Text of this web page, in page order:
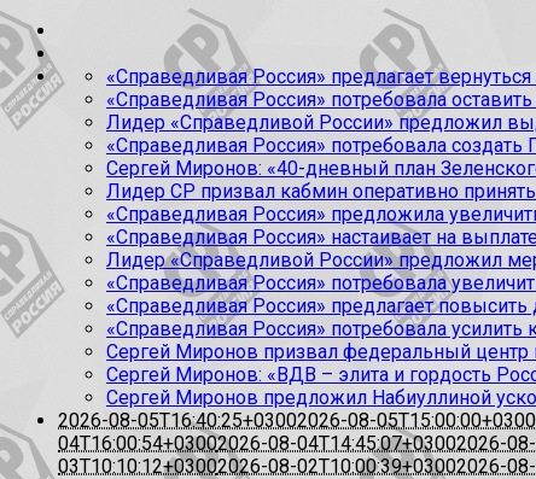
«Справедливая Россия» предлагает
«Справедливая Россия» потребовала
Лидер «Справедливой России» предложил
«Справедливая Россия» потребовала
Сергей Миронов: «40-дневный план
Лидер СР призвал кабмин оперативно
«Справедливая Россия» предложила
«Справедливая Россия» настаивает на
Лидер «Справедливой России» предложил
«Справедливая Россия» потребовала
«Справедливая Россия» предлагает
«Справедливая Россия» потребовала
Сергей Миронов призвал федеральный центр
Сергей Миронов: «ВДВ – элита и гордость
Сергей Миронов предложил Набиуллиной
2026-08-05T16:40:25+03002026-08-05T15:00:00+0300
04T16:00:54+03002026-08-04T14:45:07+03002026-
03T10:10:12+03002026-08-02T10:00:39+03002026-